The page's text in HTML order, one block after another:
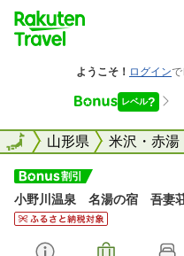
全国山形県 米沢・赤湯
全国
小野川温泉 名湯の宿 吾妻